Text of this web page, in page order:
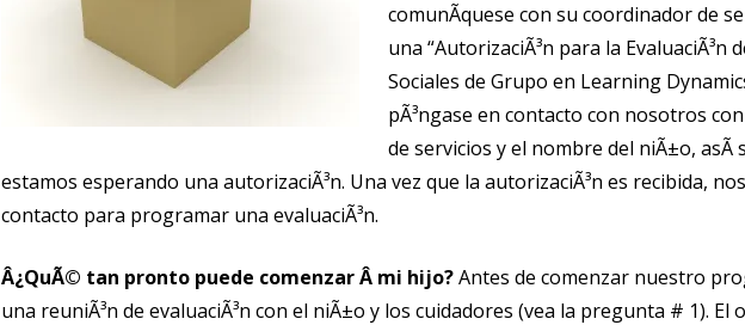
comunÃ­quese con su coordinador de
una “AutorizaciÃ³n para la EvaluaciÃ³n
Sociales de Grupo en Learning
pÃ³ngase en contacto con nosotros
de servicios y el nombre del niÃ±o, asÃ­
estamos esperando una autorizaciÃ³n. Una vez que la autorizaciÃ³n es recibida,
contacto para programar una evaluaciÃ³n.
Â¿QuÃ© tan pronto puede comenzar Â mi hijo?Antes de comenzar nuestro
una reuniÃ³n de evaluaciÃ³n con el niÃ±o y los cuidadores (vea la pregunta # 1). El